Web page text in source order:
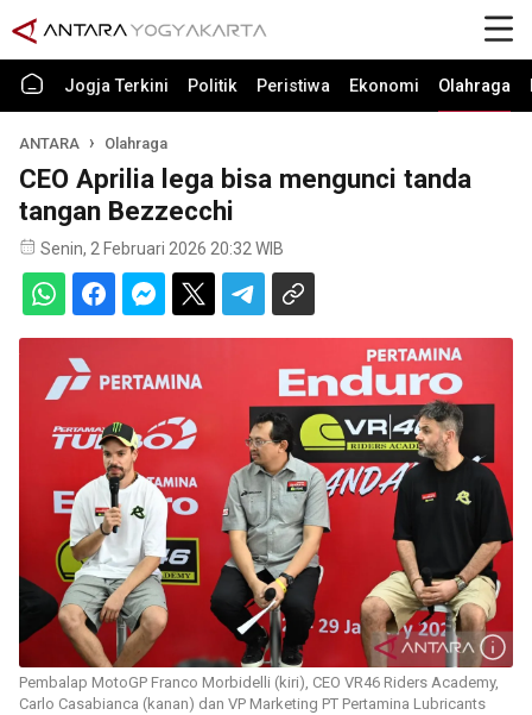
Jogja Terkini Politik Peristiwa Ekonomi Olahraga
ANTARA Olahraga
CEO Aprilia lega bisa mengunci tanda
tangan Bezzecchi
Senin, 2 Februari 2026 20:32 WIB
Pembalap MotoGP Franco Morbidelli (kiri), CEO VR46 Riders Academy,
Carlo Casabianca (kanan) dan VP Marketing PT Pertamina Lubricants